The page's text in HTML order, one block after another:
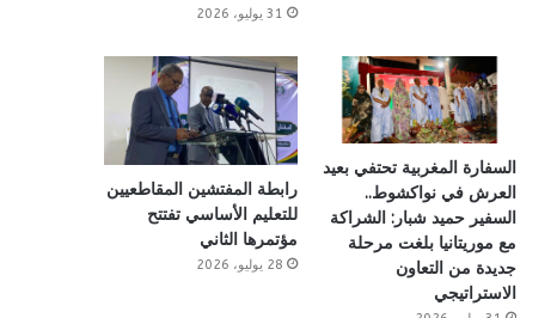
31 يوليو، 2026
السفارة المغربية تحتفي بعيد
العرش في نواكشوط..
السفير حميد شبار: الشراكة
مع موريتانيا بلغت مرحلة
جديدة من التعاون
الاستراتيجي
رابطة المفتشين المقاطعيين
للتعليم الأساسي تفتتح
مؤتمرها الثاني
28 يوليو، 2026